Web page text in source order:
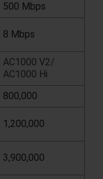
500 Mbps
8 Mbps
AC1000 V2/
AC1000 Hi
800,000
1,200,000
3,900,000